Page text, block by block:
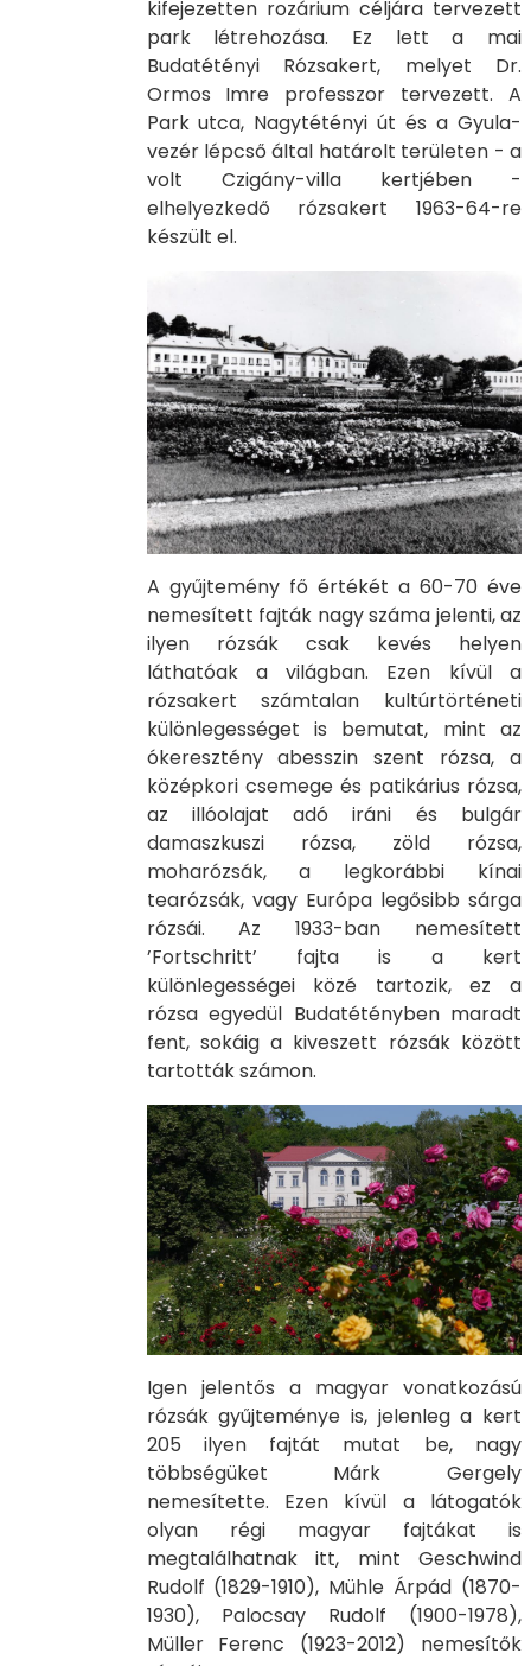
kifejezetten rozárium céljára tervezett
park létrehozása. Ez lett a mai
Budatétényi Rózsakert, melyet Dr.
Ormos Imre professzor tervezett. A
Park utca, Nagytétényi út és a Gyula-
vezér lépcső által határolt területen - a
volt Czigány-villa kertjében -
elhelyezkedő rózsakert 1963-64-re
készült el.
A gyűjtemény fő értékét a 60-70 éve
nemesített fajták nagy száma jelenti, az
ilyen rózsák csak kevés helyen
láthatóak a világban. Ezen kívül a
rózsakert számtalan kultúrtörténeti
különlegességet is bemutat, mint az
ókeresztény abesszin szent rózsa, a
középkori csemege és patikárius rózsa,
az illóolajat adó iráni és bulgár
damaszkuszi rózsa, zöld rózsa,
moharózsák, a legkorábbi kínai
tearózsák, vagy Európa legősibb sárga
rózsái. Az 1933-ban nemesített
’Fortschritt’ fajta is a kert
különlegességei közé tartozik, ez a
rózsa egyedül Budatétényben maradt
fent, sokáig a kiveszett rózsák között
tartották számon.
Igen jelentős a magyar vonatkozású
rózsák gyűjteménye is, jelenleg a kert
205 ilyen fajtát mutat be, nagy
többségüket Márk Gergely
nemesítette. Ezen kívül a látogatók
olyan régi magyar fajtákat is
megtalálhatnak itt, mint Geschwind
Rudolf (1829-1910), Mühle Árpád (1870-
1930), Palocsay Rudolf (1900-1978),
Müller Ferenc (1923-2012) nemesítők